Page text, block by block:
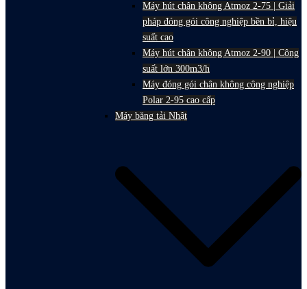
Máy hút chân không Atmoz 2-75 | Giải
pháp đóng gói công nghiệp bền bỉ, hiệu
suất cao
Máy hút chân không Atmoz 2-90 | Công
suất lớn 300m3/h
Máy đóng gói chân không công nghiệp
Polar 2-95 cao cấp
Máy băng tải Nhật